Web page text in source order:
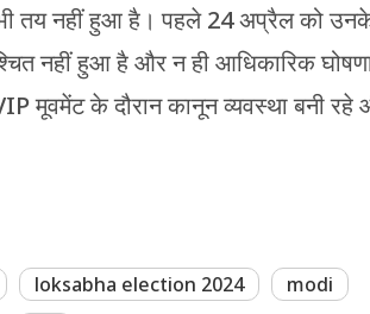
तय नहीं हुआ है। पहले 24 अप्रैल को
नहीं हुआ है और न ही आधिकारिक
मूवमेंट के दौरान कानून व्यवस्था बनी रहे
loksabha election 2024
modi